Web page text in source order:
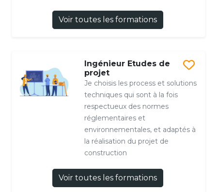
Voir toutes les formations
Ingénieur Etudes de
projet
Je choisis les process et solutions
techniques qui sont à la fois
respectueux des normes
réglementaires et
environnementales, et adaptés à
la réalisation du projet de
construction
Voir toutes les formations